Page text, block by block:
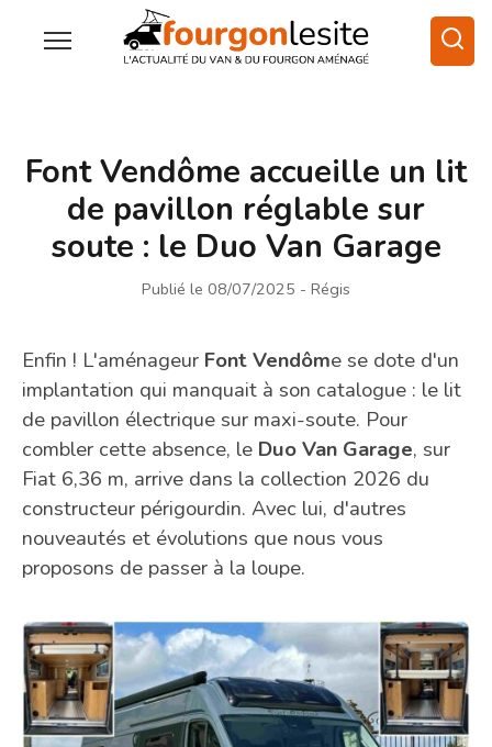
Font Vendôme accueille un lit
de pavillon réglable sur
soute : le Duo Van Garage
Publié le 08/07/2025 - Régis
Enfin ! L'aménageur Font Vendôme se dote d'un
implantation qui manquait à son catalogue : le lit
de pavillon électrique sur maxi-soute. Pour
combler cette absence, le Duo Van Garage, sur
Fiat 6,36 m, arrive dans la collection 2026 du
constructeur périgourdin. Avec lui, d'autres
nouveautés et évolutions que nous vous
proposons de passer à la loupe.